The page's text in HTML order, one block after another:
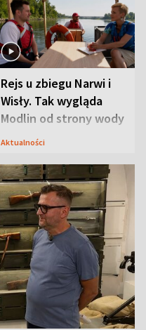
Rejs u zbiegu Narwi i
Wisły. Tak wygląda
Modlin od strony wody
Aktualności